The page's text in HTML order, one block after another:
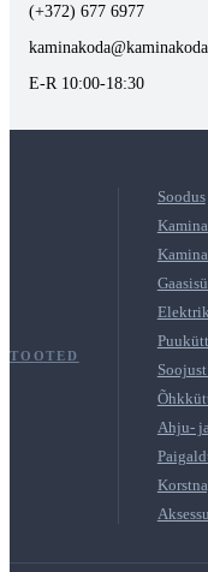
(+372) 677 6977
E-R 10:00-18:30
TOOTED
Soodus
Ahju-